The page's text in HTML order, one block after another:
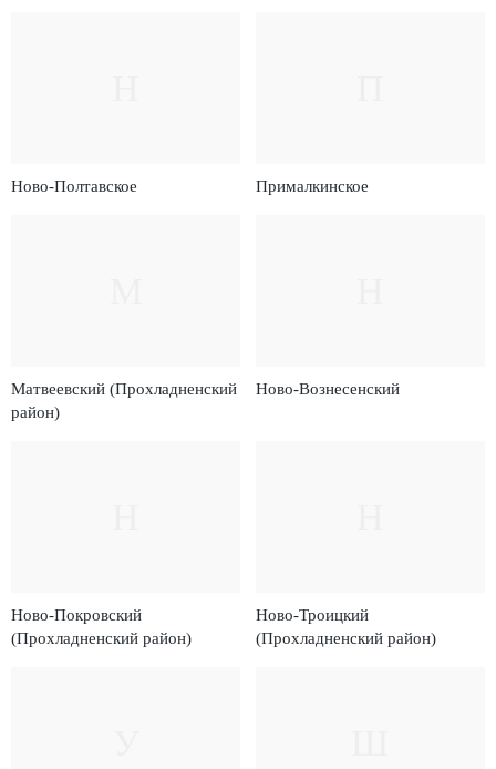
Ново-Полтавское Прималкинское
Матвеевский (Прохладненский
район)
Ново-Вознесенский
Ново-Покровский
(Прохладненский район)
Ново-Троицкий
(Прохладненский район)